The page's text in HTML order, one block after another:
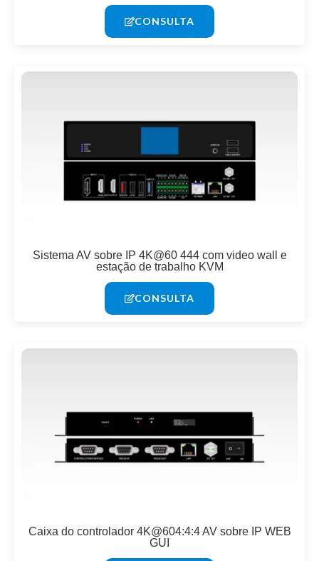
CONSULTA
Sistema AV sobre IP 4K@60 444 com video wall e
estação de trabalho KVM
CONSULTA
Caixa do controlador 4K@604:4:4 AV sobre IP WEB
GUI